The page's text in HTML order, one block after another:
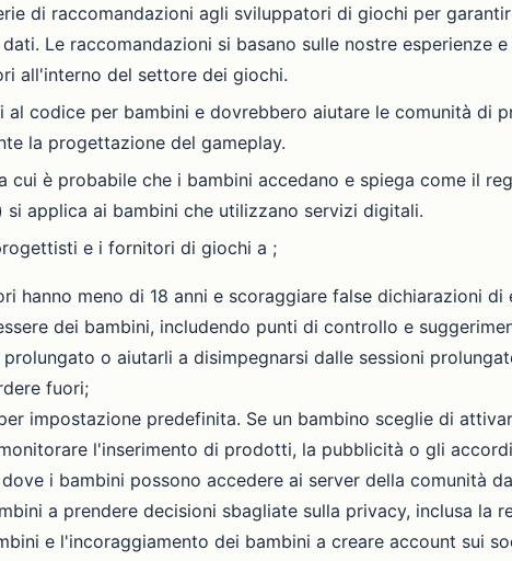
di raccomandazioni agli sviluppatori di giochi per
Le raccomandazioni si basano sulle nostre esperienze
all'interno del settore dei giochi.
codice per bambini e dovrebbero aiutare le comunità di
la progettazione del gameplay.
è probabile che i bambini accedano e spiega come il
applica ai bambini che utilizzano servizi digitali.
e i fornitori di giochi a ;
meno di 18 anni e scoraggiare false dichiarazioni di
dei bambini, includendo punti di controllo e
o aiutarli a disimpegnarsi dalle sessioni
fuori;
impostazione predefinita. Se un bambino sceglie di
l'inserimento di prodotti, la pubblicità o gli
i bambini possono accedere ai server della comunità
a prendere decisioni sbagliate sulla privacy, inclusa la
e l'incoraggiamento dei bambini a creare account sui